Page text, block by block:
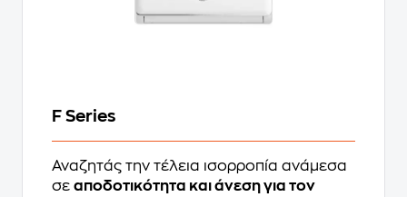
F Series
Αναζητάς την τέλεια ισορροπία ανάμεσα
σε αποδοτικότητα και άνεση για τον